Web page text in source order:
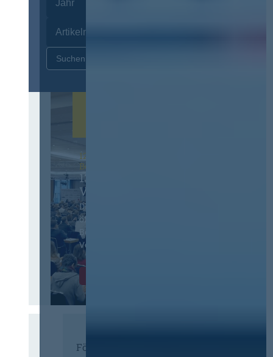
12. & 13. November 2026 in
Berlin
13. Deutscher
Vergabetag
Der Jahreskongress für
öffentliches
Beschaffungswesen und
Vergaberecht
Förderer